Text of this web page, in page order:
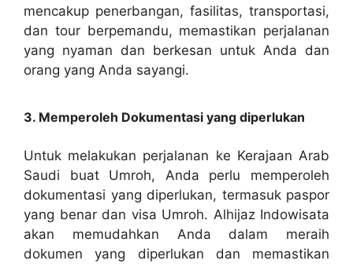
mencakup penerbangan, fasilitas, transportasi,
dan tour berpemandu, memastikan perjalanan
yang nyaman dan berkesan untuk Anda dan
orang yang Anda sayangi.
3. Memperoleh Dokumentasi yang diperlukan
Untuk melakukan perjalanan ke Kerajaan Arab
Saudi buat Umroh, Anda perlu memperoleh
dokumentasi yang diperlukan, termasuk paspor
yang benar dan visa Umroh. Alhijaz Indowisata
akan memudahkan Anda dalam meraih
dokumen yang diperlukan dan memastikan